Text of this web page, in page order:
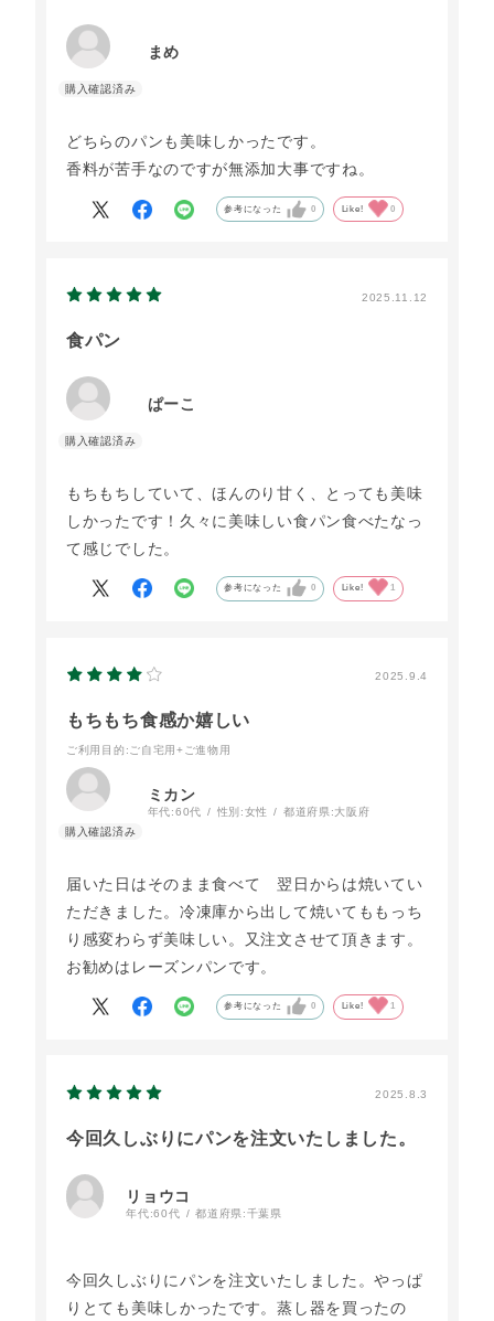
まめ
どちらのパンも美味しかったです。
香料が苦手なのですが無添加大事ですね。
参考になった 0 Like! 0
2025.11.12
食パン
ぱーこ
もちもちしていて、ほんのり甘く、とっても美味
しかったです！久々に美味しい食パン食べたなっ
て感じでした。
参考になった 0 Like! 1
2025.9.4
もちもち食感か嬉しい
ご利用目的 :ご自宅用+ご進物用
ミカン
年代:60代 性別:女性 都道府県:大阪府
届いた日はそのまま食べて 翌日からは焼いてい
ただきました。冷凍庫から出して焼いてももっち
り感変わらず美味しい。又注文させて頂きます。
お勧めはレーズンパンです。
参考になった 0 Like! 1
2025.8.3
今回久しぶりにパンを注文いたしました。
リョウコ
年代:60代 都道府県:千葉県
今回久しぶりにパンを注文いたしました。やっぱ
りとても美味しかったです。蒸し器を買ったの